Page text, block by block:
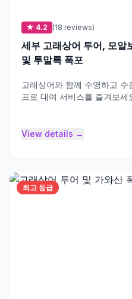
★ 4.2 (18 reviews)
세부 고래상어 투어, 모알
및 투말록 폭포
고래상어와 함께 수영하고
프로 대여 서비스를 즐겨보세
View details →
최고 등급